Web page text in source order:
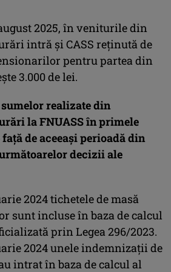
2025, în veniturile din
intră şi CASS reţinută de
pentru partea din
3.000 de lei.
sumelor realizate din
la FNUASS în primele
de aceeaşi perioadă din
decizii ale
2024 tichetele de masă
sunt incluse în baza de calcul
prin Legea 296/2023.
2024 unele indemnizaţii de
intrat în baza de calcul al